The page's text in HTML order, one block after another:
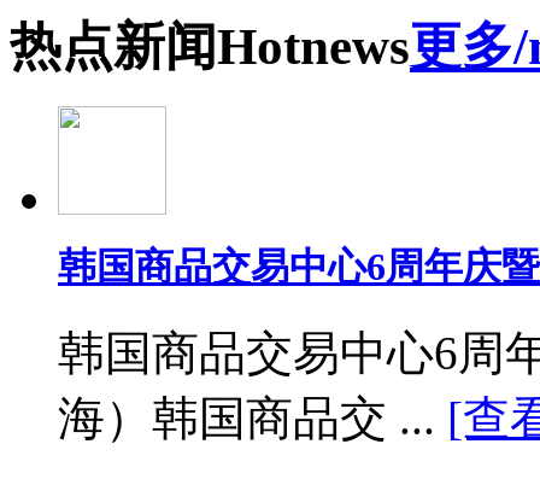
热点新闻Hotnews更多
韩国商品交易中心6周年庆
韩国商品交易中心6周
海）韩国商品交 ... [查